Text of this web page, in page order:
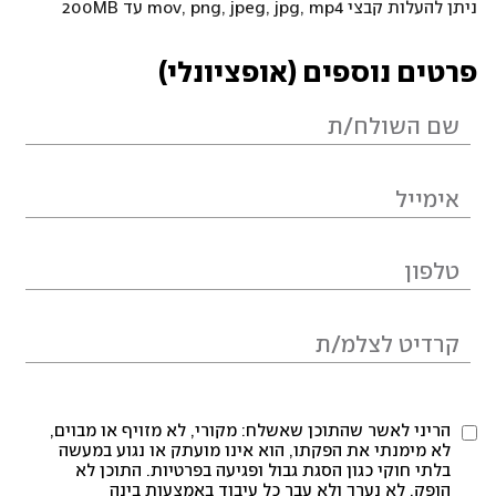
ניתן להעלות קבצי mov, png, jpeg, jpg, mp4 עד 200MB
פרטים נוספים (אופציונלי)
הריני לאשר שהתוכן שאשלח: מקורי, לא מזויף או מבוים,
לא מימנתי את הפקתו, הוא אינו מועתק או נגוע במעשה
בלתי חוקי כגון הסגת גבול ופגיעה בפרטיות. התוכן לא
הופק, לא נערך ולא עבר כל עיבוד באמצעות בינה